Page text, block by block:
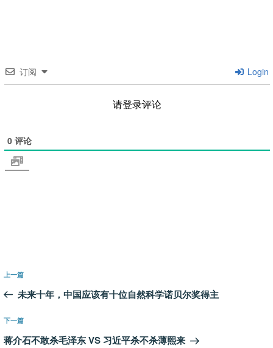
订阅 Login
请登录评论
0 评论
文
导
航
上
一
文
章
上一篇
未来十年，中国应该有十位自然科学诺贝尔奖得主
下
一
下一篇
蒋介石不敢杀毛泽东 VS 习近平杀不杀薄熙来